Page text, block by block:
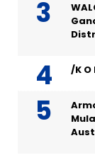
/K O